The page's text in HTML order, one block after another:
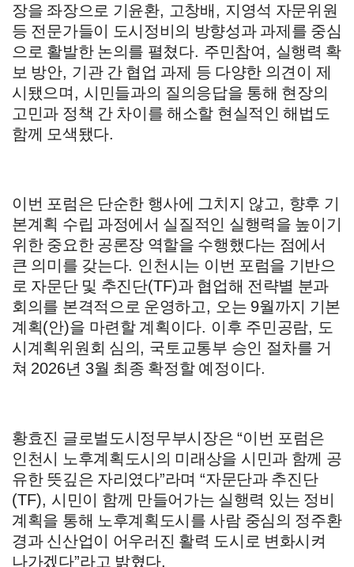
장을 좌장으로 기윤환, 고창배 , 지영석 자문위원
등 전문가들이 도시정비의 방향성과 과제를 중심
으로 활발한 논의를 펼쳤다. 주민참여 , 실행력 확
보 방안, 기관 간 협업 과제 등 다양한 의견이 제
시됐으며 , 시민들과의 질의응답을 통해 현장의
고민과 정책 간 차이를 해소할 현실적인 해법도
함께 모색됐다.
이번 포럼은 단순한 행사에 그치지 않고, 향후 기
본계획 수립 과정에서 실질적인 실행력을 높이기
위한 중요한 공론장 역할을 수행했다는 점에서
큰 의미를 갖는다. 인천시는 이번 포럼을 기반으
로 자문단 및 추진단(TF)과 협업해 전략별 분과
회의를 본격적으로 운영하고, 오는 9월까지 기본
계획(안)을 마련할 계획이다. 이후 주민공람, 도
시계획위원회 심의 , 국토교통부 승인 절차를 거
쳐 2026년 3월 최종 확정할 예정이다.
황효진 글로벌도시정무부시장은“이번 포럼은
인천시 노후계획도시의 미래상을 시민과 함께 공
유한 뜻깊은 자리였다”라며 “자문단과 추진단
(TF), 시민이 함께 만들어가는 실행력 있는 정비
계획을 통해 노후계획도시를 사람 중심의 정주환
경과 신산업이 어우러진 활력 도시로 변화시켜
나가겠다”라고 밝혔다.